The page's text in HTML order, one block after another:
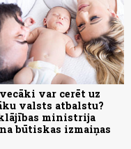
var cerēt uz
valsts atbalstu?
ministrija
būtiskas izmaiņas